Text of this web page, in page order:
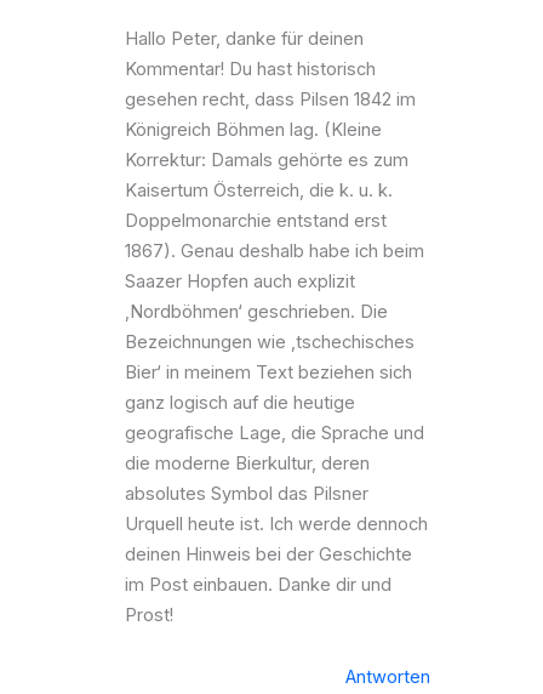
Hallo Peter, danke für deinen
Kommentar! Du hast historisch
gesehen recht, dass Pilsen 1842 im
Königreich Böhmen lag. (Kleine
Korrektur: Damals gehörte es zum
Kaisertum Österreich, die k. u. k.
Doppelmonarchie entstand erst
1867). Genau deshalb habe ich beim
Saazer Hopfen auch explizit
‚Nordböhmen‘ geschrieben. Die
Bezeichnungen wie ‚tschechisches
Bier‘ in meinem Text beziehen sich
ganz logisch auf die heutige
geografische Lage, die Sprache und
die moderne Bierkultur, deren
absolutes Symbol das Pilsner
Urquell heute ist. Ich werde dennoch
deinen Hinweis bei der Geschichte
im Post einbauen. Danke dir und
Prost!
Antworten